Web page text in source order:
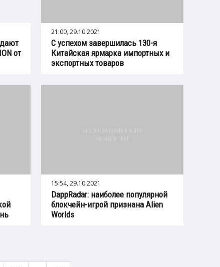
от
21:00, 29.10.2021
С успехом завершилась 130-я
Китайская ярмарка импортных и
экспортных товаров
15:54, 29.10.2021
DappRadar: наиболее популярной
блокчейн-игрой признана Alien
Worlds